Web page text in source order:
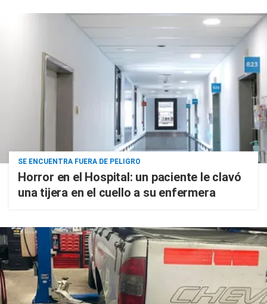
SE ENCUENTRA FUERA DE PELIGRO
Horror en el Hospital: un paciente le clavó
una tijera en el cuello a su enfermera